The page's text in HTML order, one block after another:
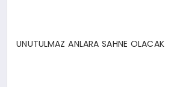
UNUTULMAZ ANLARA SAHNE OLACAK